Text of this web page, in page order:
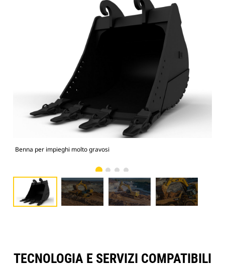
Benna per impieghi molto gravosi
TECNOLOGIA E SERVIZI COMPATIBILI